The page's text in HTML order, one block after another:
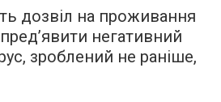
дозвіл на проживання
негативний
зроблений не раніше,